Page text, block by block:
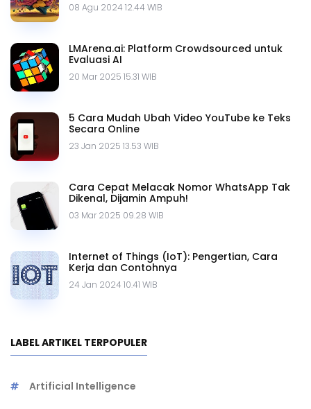
08 Agu 2024 12.44 WIB
LMArena.ai: Platform Crowdsourced untuk
Evaluasi AI
20 Mar 2025 15.31 WIB
5 Cara Mudah Ubah Video YouTube ke Teks
Secara Online
23 Jan 2025 13.53 WIB
Cara Cepat Melacak Nomor WhatsApp Tak
Dikenal, Dijamin Ampuh!
03 Mar 2025 09.28 WIB
Internet of Things (IoT): Pengertian, Cara
Kerja dan Contohnya
24 Jan 2024 10.41 WIB
LABEL ARTIKEL TERPOPULER
Artificial Intelligence